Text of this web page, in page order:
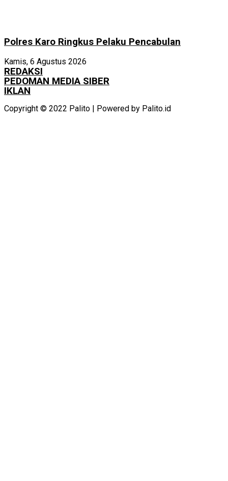
Polres Karo Ringkus Pelaku Pencabulan
Kamis, 6 Agustus 2026
REDAKSI
PEDOMAN MEDIA SIBER
IKLAN
Copyright © 2022 Palito | Powered by Palito.id